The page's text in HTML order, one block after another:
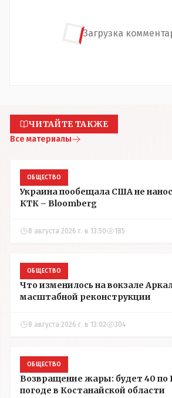
Загрузка
ЧИТАЙТЕ ТАКЖЕ
Все материалы
ОБЩЕСТВО
Украина пообещала США не
КТК – Bloomberg
8 августа 2026 г. в 13:50 185
ОБЩЕСТВО
Что изменилось на вокзале
масштабной реконструкции
8 августа 2026 г. в 13:02 304
ОБЩЕСТВО
Возвращение жары: будет 40 по
погоде в Костанайской области